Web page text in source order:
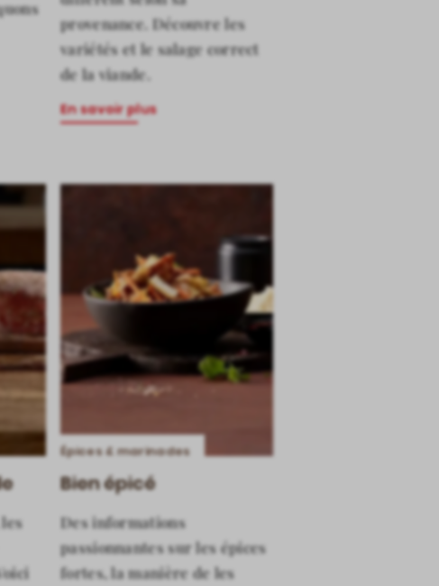
provenance. Découvre les
variétés et le salage correct
de la viande.
En savoir plus
Épices & marinades
Bien épicé
Des informations
passionnantes sur les épices
fortes, la manière de les